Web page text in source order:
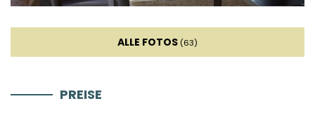
Wasserkocher
Toaster
ALLE FOTOS (63)
PREISE